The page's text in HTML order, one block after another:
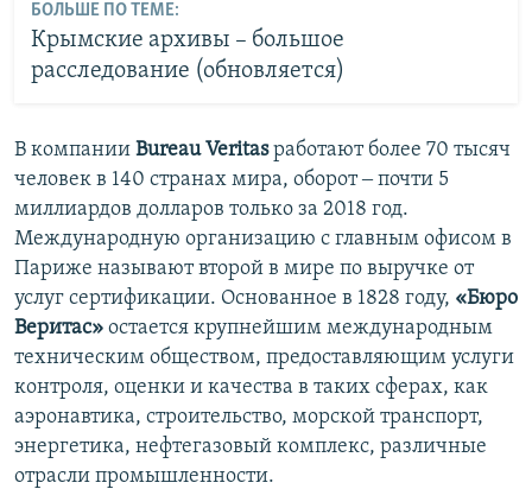
БОЛЬШЕ ПО ТЕМЕ:
Крымские архивы – большое
расследование (обновляется)
В компании Bureau Veritasработают более 70 тысяч
человек в 140 странах мира, оборот ‒ почти 5
миллиардов долларов только за 2018 год.
Международную организацию с главным офисом в
Париже называют второй в мире по выручке от
услуг сертификации. Основанное в 1828 году, «Бюро
Веритас» остается крупнейшим международным
техническим обществом, предоставляющим услуги
контроля, оценки и качества в таких сферах, как
аэронавтика, строительство, морской транспорт,
энергетика, нефтегазовый комплекс, различные
отрасли промышленности.